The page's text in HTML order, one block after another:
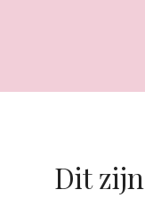
Dit